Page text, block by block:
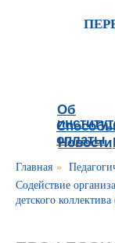
Об
оплаты
Новости
Главная »
Содействие
детского